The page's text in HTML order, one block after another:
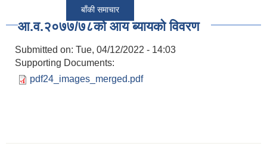
बाँकी समाचार
आ.व.२०७७/७८को आय ब्यायको विवरण
Submitted on: Tue, 04/12/2022 - 14:03
Supporting Documents:
pdf24_images_merged.pdf